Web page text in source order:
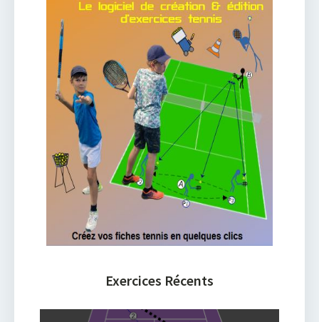
Exercices Récents